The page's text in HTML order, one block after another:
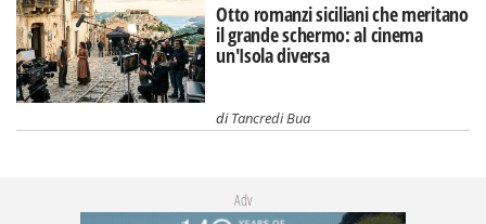
Otto romanzi siciliani che meritano
il grande schermo: al cinema
un'Isola diversa
diTancredi Bua
Adv